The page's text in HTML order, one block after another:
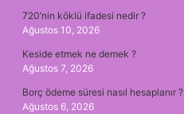
720’nin köklü ifadesi nedir ?
Ağustos 10, 2026
Keside etmek ne demek ?
Ağustos 7, 2026
Borç ödeme süresi nasıl hesaplanır ?
Ağustos 6, 2026